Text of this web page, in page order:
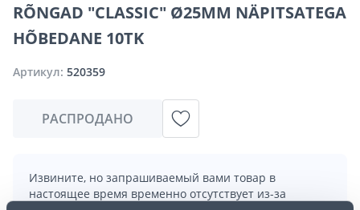
RÕNGAD "CLASSIC" Ø25MM NÄPITSATEGA
HÕBEDANE 10TK
Артикул: 520359
РАСПРОДАНО
Извините, но запрашиваемый вами товар в
настоящее время временно отсутствует из-за